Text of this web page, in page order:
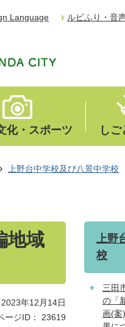
Language ルビふり・音
化・スポーツ し
上野台中学校及び八景中学校
地域
年12月14日
ージID：
23619
上野
校
三田
の「
画(案